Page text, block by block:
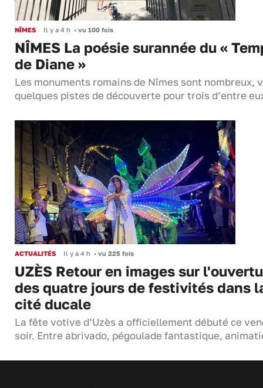
NÎMES Il y a 4 h • vu 100 fois
NÎMES La poésie surannée du «
de Diane »
Les monuments romains de Nîmes sont nombreux,
quelques pistes de découverte pour trois d’entre
ACTUALITÉS Il y a 4 h • vu 225 fois
UZÈS Retour en images sur
des quatre jours de festivités dans
cité ducale
La fête votive d’Uzès a officiellement débuté ce
soir. Entre abrivado, pégoulade fantastique,